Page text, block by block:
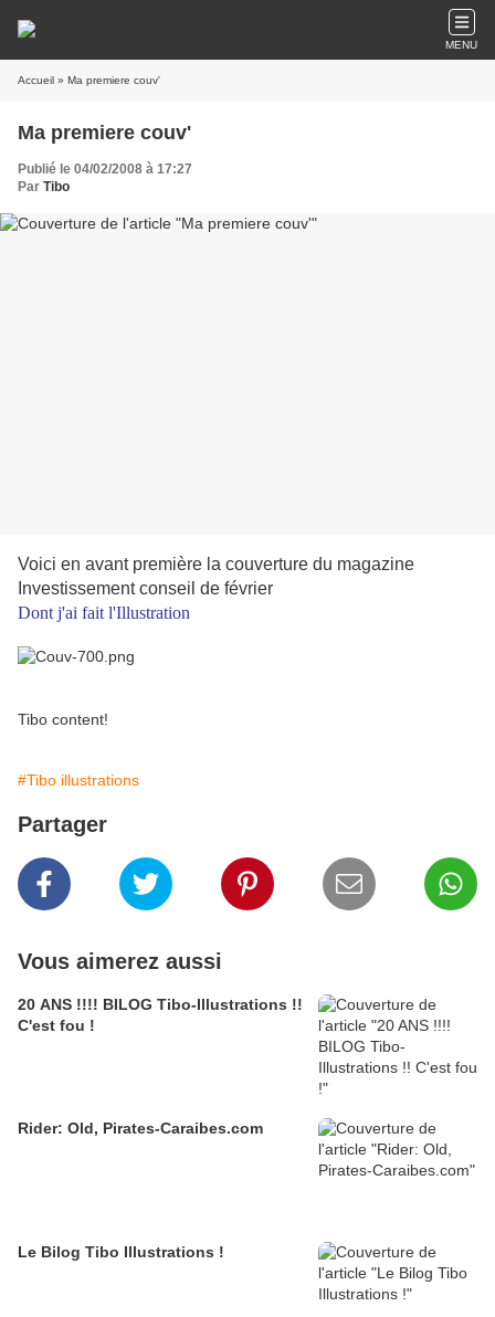
MENU
Accueil » Ma premiere couv'
Ma premiere couv'
Publié le 04/02/2008 à 17:27
Par Tibo
Voici en avant première la couverture du magazine
Investissement conseil de février
Dont j'ai fait l'Illustration
Tibo content!
#Tibo illustrations
Partager
Vous aimerez aussi
20 ANS !!!! BILOG Tibo-Illustrations !!
C'est fou !
Rider: Old, Pirates-Caraibes.com
Le Bilog Tibo Illustrations !